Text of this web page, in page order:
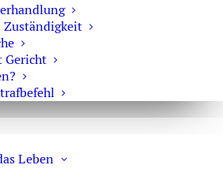
Zuständigkeit
Gericht
Leben